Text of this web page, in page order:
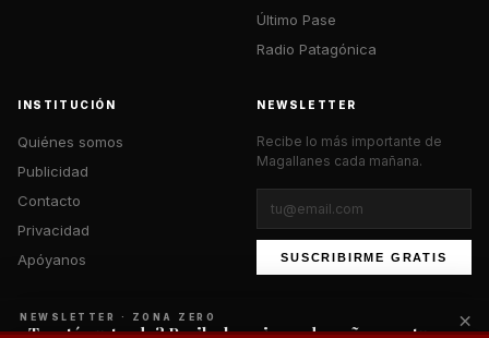
Último Pase
Radio Patagónica
INSTITUCIÓN
Quiénes somos
Publicidad
Contacto
Privacidad
Apóyanos
NEWSLETTER
Recibe lo más importante de
Magallanes cada mañana.
SUSCRIBIRME GRATIS
NEWSLETTER · ZONA ZERO
¿Te está gustando? Recibe lo mejor cada mañana en tu ×